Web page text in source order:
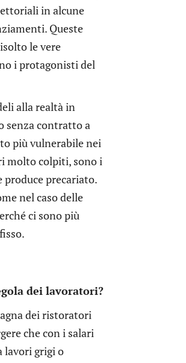
in alcune
Queste
le vere
i protagonisti del
alla realtà in
senza contratto a
più vulnerabile nei
molto colpiti, sono i
precariato.
nel caso delle
ci sono più
dei lavoratori?
dei ristoratori
che con i salari
lavori grigi o